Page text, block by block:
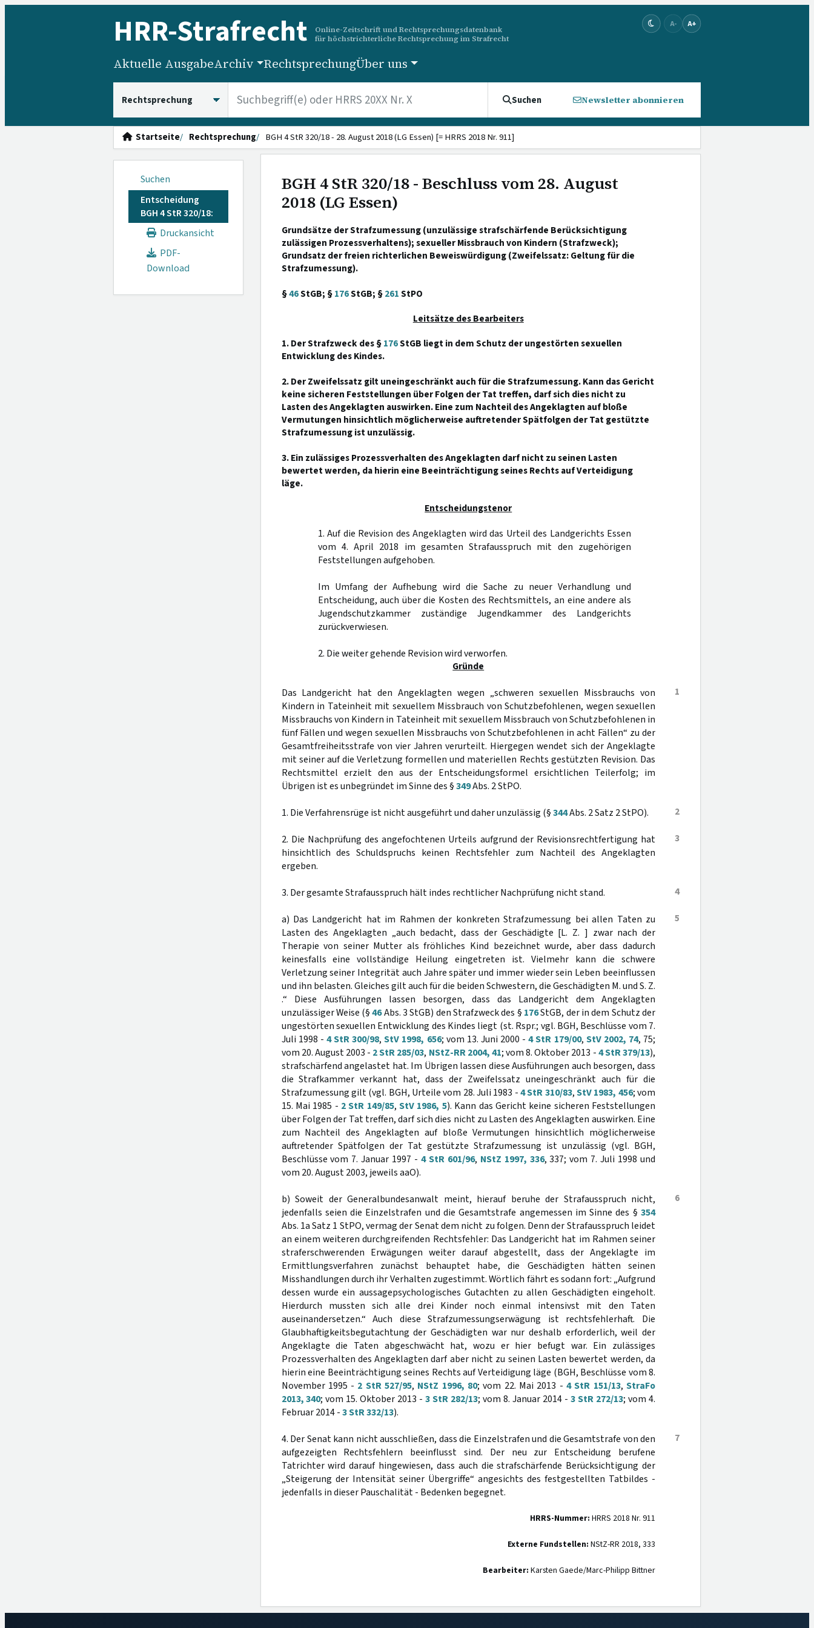
HRR-Strafrecht
Online-Zeitschrift und Rechtsprechungsdatenbank
für höchstrichterliche Rechtsprechung im Strafrecht
A- A+
Aktuelle AusgabeArchiv RechtsprechungÜber uns
Suchen Newsletter abonnieren
Startseite Rechtsprechung BGH 4 StR 320/18 - 28. August 2018 (LG Essen) [= HRRS 2018 Nr. 911]
Suchen
Entscheidung
BGH 4 StR 320/18:
Druckansicht
PDF-
Download
BGH 4 StR 320/18 - Beschluss vom 28. August
2018 (LG Essen)
Grundsätze der Strafzumessung (unzulässige strafschärfende Berücksichtigung
zulässigen Prozessverhaltens); sexueller Missbrauch von Kindern (Strafzweck);
Grundsatz der freien richterlichen Beweiswürdigung (Zweifelssatz: Geltung für die
Strafzumessung).
§46StGB; §176StGB; §261StPO
Leitsätze des Bearbeiters
1. Der Strafzweck des §176StGB liegt in dem Schutz der ungestörten sexuellen
Entwicklung des Kindes.
2. Der Zweifelssatz gilt uneingeschränkt auch für die Strafzumessung. Kann das Gericht
keine sicheren Feststellungen über Folgen der Tat treffen, darf sich dies nicht zu
Lasten des Angeklagten auswirken. Eine zum Nachteil des Angeklagten auf bloße
Vermutungen hinsichtlich möglicherweise auftretender Spätfolgen der Tat gestützte
Strafzumessung ist unzulässig.
3. Ein zulässiges Prozessverhalten des Angeklagten darf nicht zu seinen Lasten
bewertet werden, da hierin eine Beeinträchtigung seines Rechts auf Verteidigung
läge.
Entscheidungstenor
1. Auf die Revision des Angeklagten wird das Urteil des Landgerichts Essen
vom 4. April 2018 im gesamten Strafausspruch mit den zugehörigen
Feststellungen aufgehoben.
Im Umfang der Aufhebung wird die Sache zu neuer Verhandlung und
Entscheidung, auch über die Kosten des Rechtsmittels, an eine andere als
Jugendschutzkammer zuständige Jugendkammer des Landgerichts
zurückverwiesen.
2. Die weiter gehende Revision wird verworfen.
Gründe
1
Das Landgericht hat den Angeklagten wegen „schweren sexuellen Missbrauchs von
Kindern in Tateinheit mit sexuellem Missbrauch von Schutzbefohlenen, wegen sexuellen
Missbrauchs von Kindern in Tateinheit mit sexuellem Missbrauch von Schutzbefohlenen in
fünf Fällen und wegen sexuellen Missbrauchs von Schutzbefohlenen in acht Fällen“ zu der
Gesamtfreiheitsstrafe von vier Jahren verurteilt. Hiergegen wendet sich der Angeklagte
mit seiner auf die Verletzung formellen und materiellen Rechts gestützten Revision. Das
Rechtsmittel erzielt den aus der Entscheidungsformel ersichtlichen Teilerfolg; im
Übrigen ist es unbegründet im Sinne des §349Abs. 2 StPO.
2
1. Die Verfahrensrüge ist nicht ausgeführt und daher unzulässig (§344Abs. 2 Satz 2 StPO).
3
2. Die Nachprüfung des angefochtenen Urteils aufgrund der Revisionsrechtfertigung hat
hinsichtlich des Schuldspruchs keinen Rechtsfehler zum Nachteil des Angeklagten
ergeben.
4
3. Der gesamte Strafausspruch hält indes rechtlicher Nachprüfung nicht stand.
5
a) Das Landgericht hat im Rahmen der konkreten Strafzumessung bei allen Taten zu
Lasten des Angeklagten „auch bedacht, dass der Geschädigte [L. Z. ] zwar nach der
Therapie von seiner Mutter als fröhliches Kind bezeichnet wurde, aber dass dadurch
keinesfalls eine vollständige Heilung eingetreten ist. Vielmehr kann die schwere
Verletzung seiner Integrität auch Jahre später und immer wieder sein Leben beeinflussen
und ihn belasten. Gleiches gilt auch für die beiden Schwestern, die Geschädigten M. und S. Z.
.“ Diese Ausführungen lassen besorgen, dass das Landgericht dem Angeklagten
unzulässiger Weise (§46Abs. 3 StGB) den Strafzweck des § 176StGB, der in dem Schutz der
ungestörten sexuellen Entwicklung des Kindes liegt (st. Rspr.; vgl. BGH, Beschlüsse vom 7.
Juli 1998 - 4 StR 300/98,StV 1998, 656; vom 13. Juni 2000 -4 StR 179/00, StV 2002, 74, 75;
vom 20. August 2003 - 2 StR 285/03, NStZ-RR 2004, 41; vom 8. Oktober 2013 -4 StR 379/13),
strafschärfend angelastet hat. Im Übrigen lassen diese Ausführungen auch besorgen, dass
die Strafkammer verkannt hat, dass der Zweifelssatz uneingeschränkt auch für die
Strafzumessung gilt (vgl. BGH, Urteile vom 28. Juli 1983 -4 StR 310/83,StV 1983, 456; vom
15. Mai 1985 - 2 StR 149/85,StV 1986, 5). Kann das Gericht keine sicheren Feststellungen
über Folgen der Tat treffen, darf sich dies nicht zu Lasten des Angeklagten auswirken. Eine
zum Nachteil des Angeklagten auf bloße Vermutungen hinsichtlich möglicherweise
auftretender Spätfolgen der Tat gestützte Strafzumessung ist unzulässig (vgl. BGH,
Beschlüsse vom 7. Januar 1997 - 4 StR 601/96, NStZ 1997, 336, 337; vom 7. Juli 1998 und
vom 20. August 2003, jeweils aaO).
6
b) Soweit der Generalbundesanwalt meint, hierauf beruhe der Strafausspruch nicht,
jedenfalls seien die Einzelstrafen und die Gesamtstrafe angemessen im Sinne des § 354
Abs. 1a Satz 1 StPO, vermag der Senat dem nicht zu folgen. Denn der Strafausspruch leidet
an einem weiteren durchgreifenden Rechtsfehler: Das Landgericht hat im Rahmen seiner
straferschwerenden Erwägungen weiter darauf abgestellt, dass der Angeklagte im
Ermittlungsverfahren zunächst behauptet habe, die Geschädigten hätten seinen
Misshandlungen durch ihr Verhalten zugestimmt. Wörtlich fährt es sodann fort: „Aufgrund
dessen wurde ein aussagepsychologisches Gutachten zu allen Geschädigten eingeholt.
Hierdurch mussten sich alle drei Kinder noch einmal intensivst mit den Taten
auseinandersetzen.“ Auch diese Strafzumessungserwägung ist rechtsfehlerhaft. Die
Glaubhaftigkeitsbegutachtung der Geschädigten war nur deshalb erforderlich, weil der
Angeklagte die Taten abgeschwächt hat, wozu er hier befugt war. Ein zulässiges
Prozessverhalten des Angeklagten darf aber nicht zu seinen Lasten bewertet werden, da
hierin eine Beeinträchtigung seines Rechts auf Verteidigung läge (BGH, Beschlüsse vom 8.
November 1995 - 2 StR 527/95, NStZ 1996, 80; vom 22. Mai 2013 -4 StR 151/13,StraFo
2013, 340; vom 15. Oktober 2013 -3 StR 282/13; vom 8. Januar 2014 -3 StR 272/13; vom 4.
Februar 2014 -3 StR 332/13).
7
4. Der Senat kann nicht ausschließen, dass die Einzelstrafen und die Gesamtstrafe von den
aufgezeigten Rechtsfehlern beeinflusst sind. Der neu zur Entscheidung berufene
Tatrichter wird darauf hingewiesen, dass auch die strafschärfende Berücksichtigung der
„Steigerung der Intensität seiner Übergriffe“ angesichts des festgestellten Tatbildes -
jedenfalls in dieser Pauschalität - Bedenken begegnet.
HRRS-Nummer: HRRS 2018 Nr. 911
Externe Fundstellen: NStZ-RR 2018, 333
Bearbeiter: Karsten Gaede/Marc-Philipp Bittner